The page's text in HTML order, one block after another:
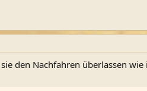
den Nachfahren überlassen